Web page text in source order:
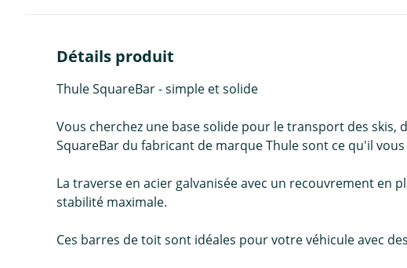
Détails produit
Thule SquareBar - simple et solide
Vous cherchez une base solide pour le transport des skis,
SquareBar du fabricant de marque Thule sont ce qu'il
La traverse en acier galvanisée avec un recouvrement en
stabilité maximale.
Ces barres de toit sont idéales pour votre véhicule avec